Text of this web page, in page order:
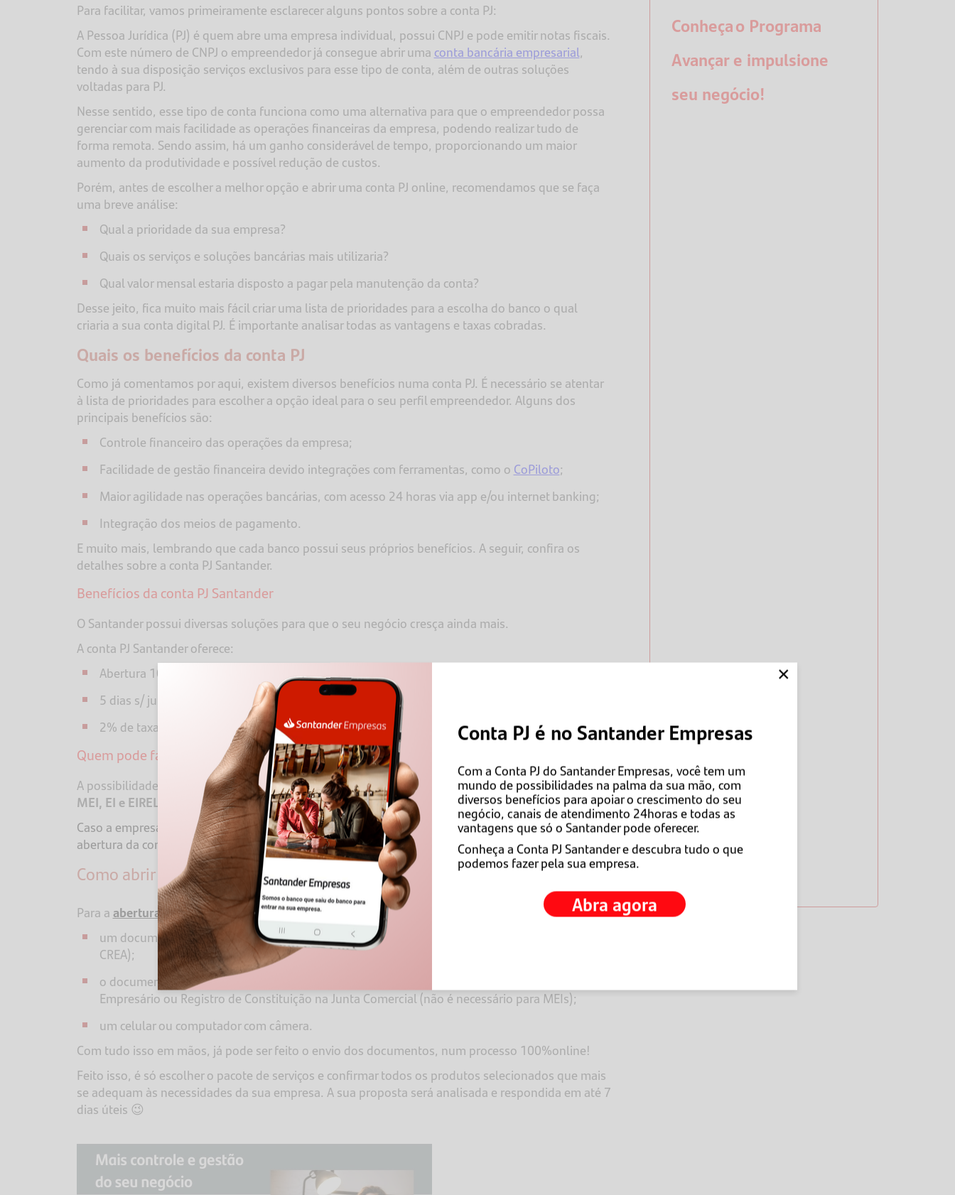
Para facilitar, vamos primeiramente esclarecer alguns pontos sobre a conta PJ:
A Pessoa Jurídica (PJ) é quem abre uma empresa individual, possui CNPJ e pode emitir notas fiscais.
Com este número de CNPJ o empreendedor já consegue abrir uma conta bancária empresarial,
tendo à sua disposição serviços exclusivos para esse tipo de conta, além de outras soluções
voltadas para PJ.
Nesse sentido, esse tipo de conta funciona como uma alternativa para que o empreendedor possa
gerenciar com mais facilidade as operações financeiras da empresa, podendo realizar tudo de
forma remota. Sendo assim, há um ganho considerável de tempo, proporcionando um maior
aumento da produtividade e possível redução de custos.
Porém, antes de escolher a melhor opção e abrir uma conta PJ online, recomendamos que se faça
uma breve análise:
Qual a prioridade da sua empresa?
Quais os serviços e soluções bancárias mais utilizaria?
Qual valor mensal estaria disposto a pagar pela manutenção da conta?
Desse jeito, fica muito mais fácil criar uma lista de prioridades para a escolha do banco o qual
criaria a sua conta digital PJ. É importante analisar todas as vantagens e taxas cobradas.
Quais os benefícios da conta PJ
Como já comentamos por aqui, existem diversos benefícios numa conta PJ. É necessário se atentar
à lista de prioridades para escolher a opção ideal para o seu perfil empreendedor. Alguns dos
principais benefícios são:
Controle financeiro das operações da empresa;
Facilidade de gestão financeira devido integrações com ferramentas, como o CoPiloto;
Maior agilidade nas operações bancárias, com acesso 24 horas via app e/ou internet banking;
Integração dos meios de pagamento.
E muito mais, lembrando que cada banco possui seus próprios benefícios. A seguir, confira os
detalhes sobre a conta PJ Santander.
Benefícios da conta PJ Santander
O Santander possui diversas soluções para que o seu negócio cresça ainda mais.
A conta PJ Santander oferece:
Abertura 100% online para empresas com 1 sócio;
5 dias s/ juros no limite da conta cadastrando o CNPJ no Pix¹;
2% de taxa na máquina Getnet.
Quem pode fazer uma conta PJ 100% online no Santander?
A possibilidade de abertura de conta 100% online no Santander está disponível paraempresas
MEI, EI e EIRELI, com 1 sócio.
Caso a empresa possua 2 sócios ou mais, basta procurar uma das agências físicas e solicitar a
abertura da conta! Confira qual a agência mais próxima de você >
Procurar Agência
Como abrir uma conta PJ 100% online
Para a abertura da sua conta digital PJ no Santander
é necessário ter em mãos:
um documento de identificação com foto: RG, CNH, RNE ou Entidade de classe (OAB, CRM,
CREA);
o documento de constituição da empresa: cartão CNPJ da empresa e o Requerimento de
Empresário ou Registro de Constituição na Junta Comercial (não é necessário para MEIs);
um celular ou computador com câmera.
Com tudo isso em mãos, já pode ser feito o envio dos documentos, num processo 100%online!
Feito isso, é só escolher o pacote de serviços e confirmar todos os produtos selecionados que mais
se adequam às necessidades da sua empresa. A sua proposta será analisada e respondida em até 7
dias úteis 😉
Conheçao Programa
Avançar e impulsione
seu negócio!
×
Conta PJ é no Santander Empresas
Com a Conta PJ do Santander Empresas, você tem um
mundo de possibilidades na palma da sua mão, com
diversos benefícios para apoiar o crescimento do seu
negócio, canais de atendimento 24horas e todas as
vantagens que só o Santander pode oferecer.
Conheça a Conta PJ Santander e descubra tudo o que
podemos fazer pela sua empresa.
Abra agora